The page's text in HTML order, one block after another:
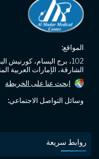
المواقع:
102، برج البسام، كورنيش
الشارقة، الإمارات العربية
ابحث عنا على الخريطة
وسائل التواصل الاجتماعي:
روابط سريعة